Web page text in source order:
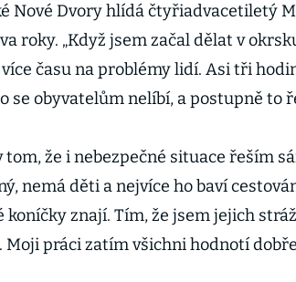
Nové Dvory hlídá čtyřiadvacetiletý
roky. „Když jsem začal dělat v
času na problémy lidí. Asi tři
se obyvatelům nelíbí, a postupně to
tom, že i nebezpečné situace řeším
nemá děti a nejvíce ho baví
koníčky znají. Tím, že jsem jejich
Moji práci zatím všichni hodnotí